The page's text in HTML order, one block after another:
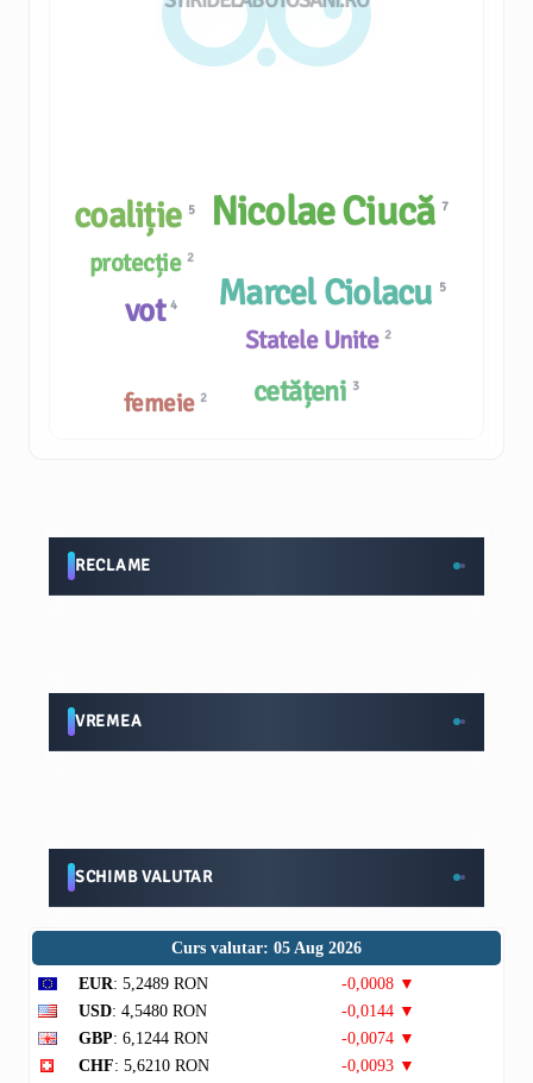
protecție 2
femeie 2
Statele Unite 2
cetățeni 3
coaliție 5
vot4 Marcel Ciolacu 5
Nicolae Ciucă7
RECLAME
VREMEA
SCHIMB VALUTAR
Curs valutar: 05 Aug 2026
EUR: 5,2489 RON
-0,0008 ▼
USD: 4,5480 RON
-0,0144 ▼
GBP: 6,1244 RON
-0,0074 ▼
CHF: 5,6210 RON
-0,0093 ▼